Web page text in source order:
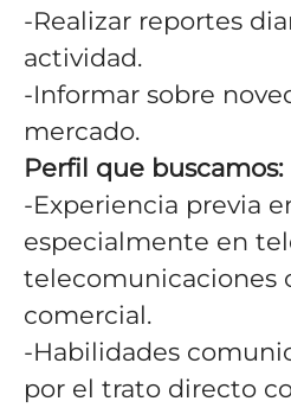
-Realizar reportes
actividad.
-Informar sobre
mercado.
Perfil que buscamos:
-Experiencia previa
especialmente en
telecomunicaciones
comercial.
-Habilidades
por el trato directo